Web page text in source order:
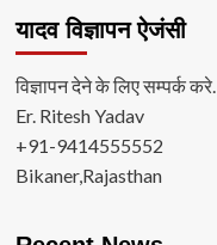
यादव विज्ञापन ऐजंसी
विज्ञापन देने के लिए सम्पर्क करे.
Er. Ritesh Yadav
+91-9414555552
Bikaner,Rajasthan